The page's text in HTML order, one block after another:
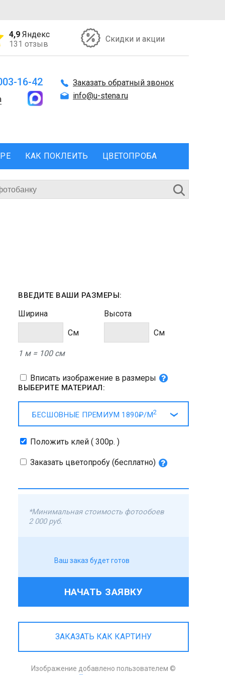
4,9 Яндекс
131 отзыв
Скидки и акции
16-42
Заказать обратный звонок
info@u-stena.ru
КАК ПОКЛЕИТЬ ЦВЕТОПРОБА
ВВЕДИТЕ ВАШИ РАЗМЕРЫ:
Ширина
Cм
Высота
Cм
1 м = 100 см
Вписать изображение в размеры
ВЫБЕРИТЕ МАТЕРИАЛ:
БЕСШОВНЫЕ ПРЕМИУМ 1890₽/М2
Положить клей ( 300р. )
Заказать цветопробу (бесплатно)
*Минимальная стоимость фотообоев
2 000 руб.
Ваш заказ будет готов
НАЧАТЬ ЗАЯВКУ
ЗАКАЗАТЬ КАК КАРТИНУ
Изображение добавлено пользователем ©